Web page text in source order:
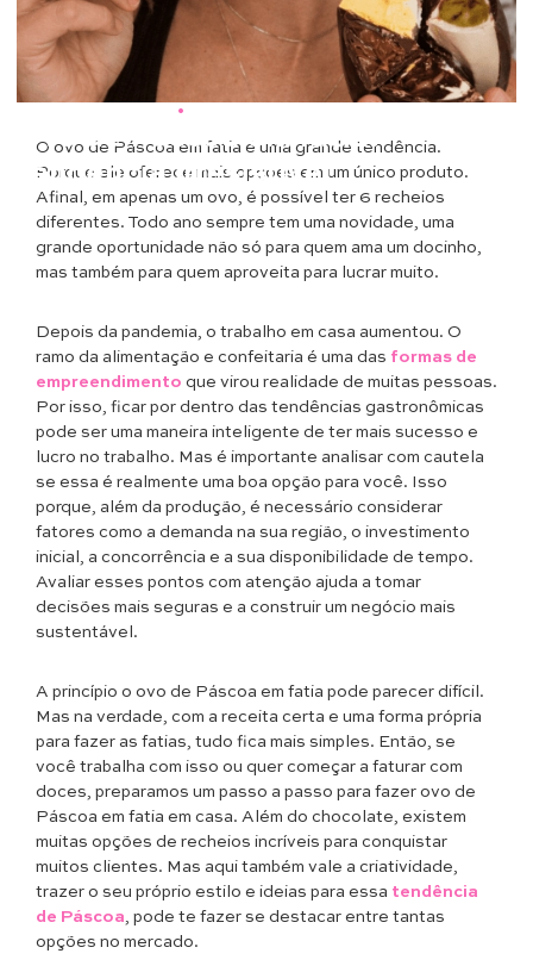
•
Ovo de Páscoa em fatia:
tendência irresistível
O ovo de Páscoa em fatia é uma grande tendência.
Porque ele oferece mais opções em um único produto.
Afinal, em apenas um ovo, é possível ter 6 recheios
diferentes. Todo ano sempre tem uma novidade, uma
grande oportunidade não só para quem ama um docinho,
mas também para quem aproveita para lucrar muito.
Depois da pandemia, o trabalho em casa aumentou. O
ramo da alimentação e confeitaria é uma das formas de
empreendimento que virou realidade de muitas pessoas.
Por isso, ficar por dentro das tendências gastronômicas
pode ser uma maneira inteligente de ter mais sucesso e
lucro no trabalho. Mas é importante analisar com cautela
se essa é realmente uma boa opção para você. Isso
porque, além da produção, é necessário considerar
fatores como a demanda na sua região, o investimento
inicial, a concorrência e a sua disponibilidade de tempo.
Avaliar esses pontos com atenção ajuda a tomar
decisões mais seguras e a construir um negócio mais
sustentável.
A princípio o ovo de Páscoa em fatia pode parecer difícil.
Mas na verdade, com a receita certa e uma forma própria
para fazer as fatias, tudo fica mais simples. Então, se
você trabalha com isso ou quer começar a faturar com
doces, preparamos um passo a passo para fazer ovo de
Páscoa em fatia em casa. Além do chocolate, existem
muitas opções de recheios incríveis para conquistar
muitos clientes. Mas aqui também vale a criatividade,
trazer o seu próprio estilo e ideias para essa tendência
de Páscoa , pode te fazer se destacar entre tantas
opções no mercado.